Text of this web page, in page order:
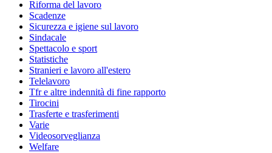
Riforma del lavoro
Scadenze
Sicurezza e igiene sul lavoro
Sindacale
Spettacolo e sport
Statistiche
Stranieri e lavoro all'estero
Telelavoro
Tfr e altre indennità di fine rapporto
Tirocini
Trasferte e trasferimenti
Varie
Videosorveglianza
Welfare